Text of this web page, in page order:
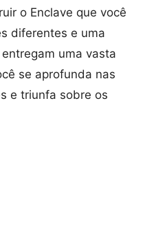
o Enclave que você
diferentes e uma
uma vasta
se aprofunda nas
e triunfa sobre os